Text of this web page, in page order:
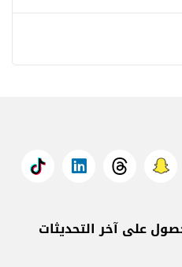
على آخر التحديثات